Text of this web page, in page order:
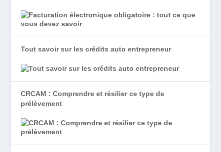
Tout savoir sur les crédits auto entrepreneur
CRCAM : Comprendre et résilier ce type de
prélèvement